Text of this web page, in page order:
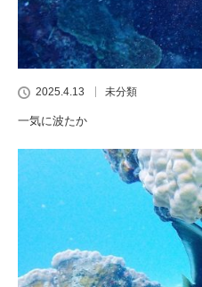
2025.4.13 未分類
一気に波たか